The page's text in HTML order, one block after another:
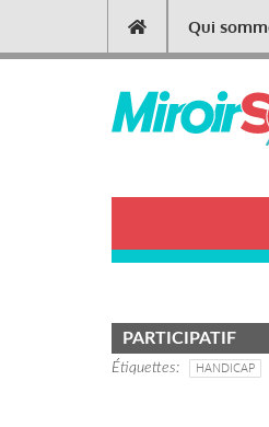
contenu
Main
navigation
Qui
PARTICIPATIF
Étiquettes HANDICAP